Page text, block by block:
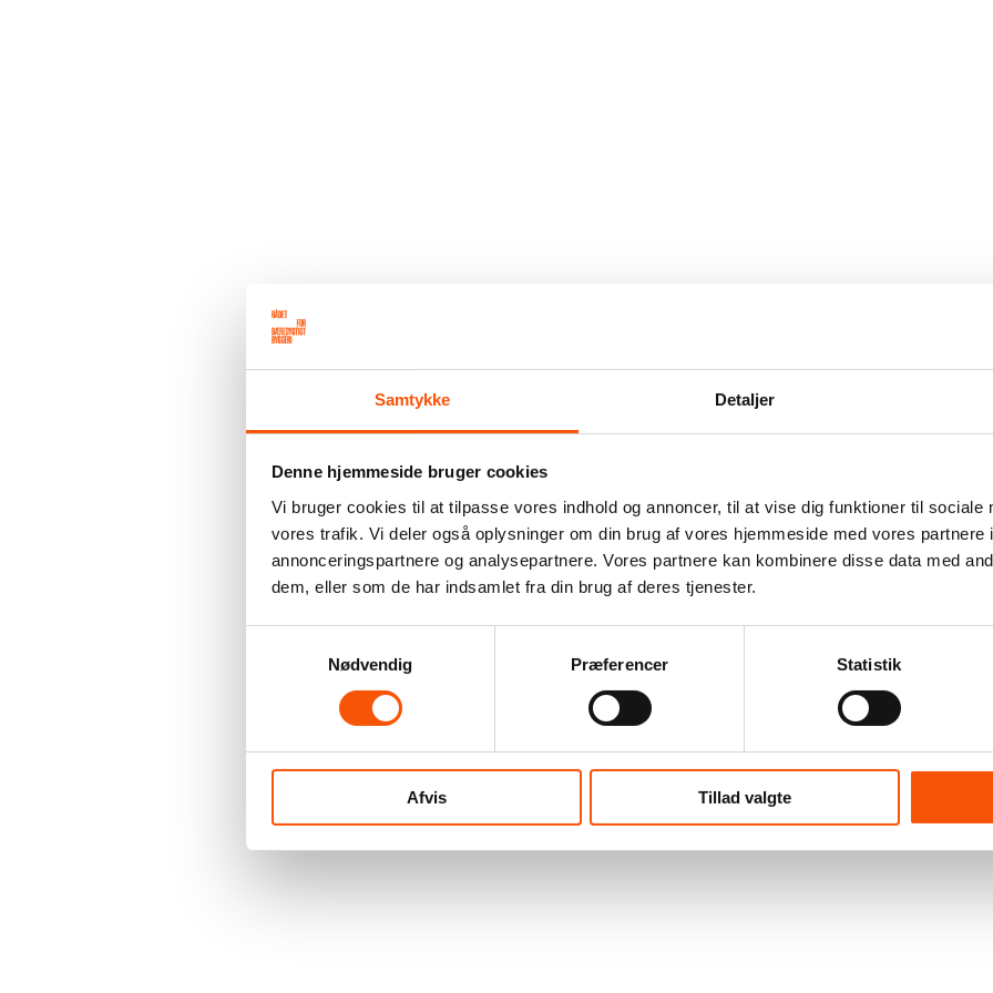
Samtykke Detaljer
Denne hjemmeside bruger cookies
Vi bruger cookies til at tilpasse vores indhold og annoncer, til at vise dig funktioner til sociale
vores trafik. Vi deler også oplysninger om din brug af vores hjemmeside med vores partnere
annonceringspartnere og analysepartnere. Vores partnere kan kombinere disse data med
dem, eller som de har indsamlet fra din brug af deres tjenester.
Nødvendig
Præferencer Statistik
Afvis Tillad valgte